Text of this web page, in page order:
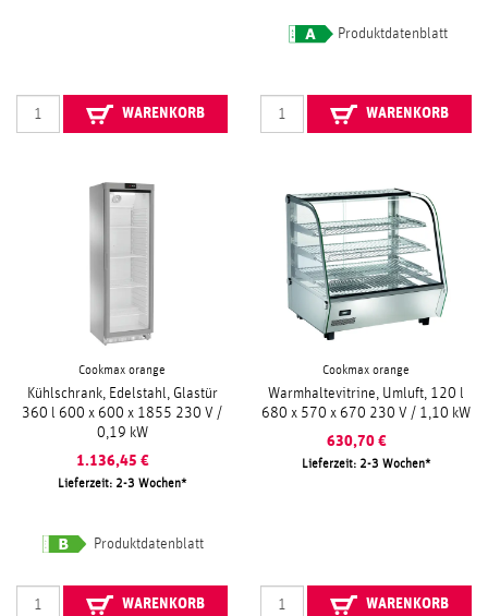
WARENKORB
Produktdatenblatt
WARENKORB
Cookmax orange
Kühlschrank, Edelstahl, Glastür
360 l 600 x 600 x 1855 230 V /
0,19 kW
1.136,45 €
Lieferzeit: 2-3 Wochen
Produktdatenblatt
WARENKORB
Cookmax orange
Warmhaltevitrine, Umluft, 120 l
680 x 570 x 670 230 V / 1,10 kW
630,70 €
Lieferzeit: 2-3 Wochen
WARENKORB